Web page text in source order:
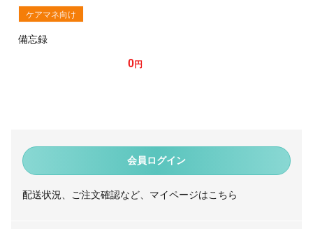
会員ログイン
配送状況、ご注文確認など、マイページはこちら
ケアマネ向け
備忘録
0円